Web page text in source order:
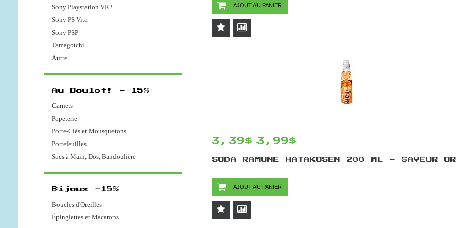
AJOUT AU PANIER
3,39$ 3,99$
SODA RAMUNE HATAKOSEN 200 ML - SAVEUR
AJOUT AU PANIER
Sony Playstation VR2
Sony PS Vita
Sony PSP
Tamagotchi
Autre
Au Boulot! - 15%
Carnets
Papeterie
Porte-Clés et Mousquetons
Portefeuilles
Sacs à Main, Dos, Bandoulière
Bijoux -15%
Boucles d'Oreilles
Épinglettes et Macarons